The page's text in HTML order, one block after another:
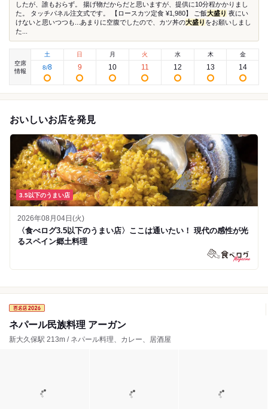
したが、誰もおらず。 揚げ物だからだと思いますが、提供に10分程かかりまし
た。 タッチパネル注文式です。 【ロースカツ定食 ¥1,980】 ご飯大盛り 夜にい
けないと思いつつも...あまりに空腹でしたので、カツ丼の大盛り をお願いしまし
た...
空席
情報
土
8/8
日
9
月
10
火
11
水
12
木
13
金
14
おいしいお店を発見
3.5以下のうまい店
2026年08月04日(火)
〈食べログ3.5以下のうまい店〉ここは通いたい！ 現代の感性が光
るスペイン郷土料理
ネパール民族料理 アーガン
新大久保駅 213m / ネパール料理、カレー、居酒屋